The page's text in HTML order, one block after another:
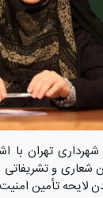
شهرداری تهران با
شعاری و
لایحه تأمین